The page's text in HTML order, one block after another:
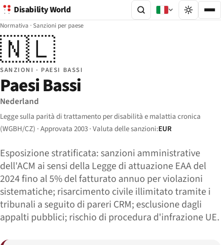
Disability World
Normativa ·Sanzioni per paese
🇳🇱
SANZIONI · PAESI BASSI
Paesi Bassi
Nederland
Legge sulla parità di trattamento per disabilità e malattia cronica
(WGBH/CZ) · Approvata 2003 · Valuta delle sanzioni:EUR
Esposizione stratificata: sanzioni amministrative
dell'ACM ai sensi della Legge di attuazione EAA del
2024 fino al 5% del fatturato annuo per violazioni
sistematiche; risarcimento civile illimitato tramite i
tribunali a seguito di pareri CRM; esclusione dagli
appalti pubblici; rischio di procedura d'infrazione UE.